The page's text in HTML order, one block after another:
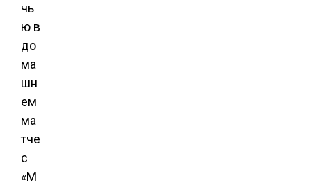
чь
ю в
до
ма
шн
ем
ма
тче
с
«М